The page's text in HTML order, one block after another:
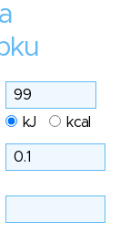
kJ kcal